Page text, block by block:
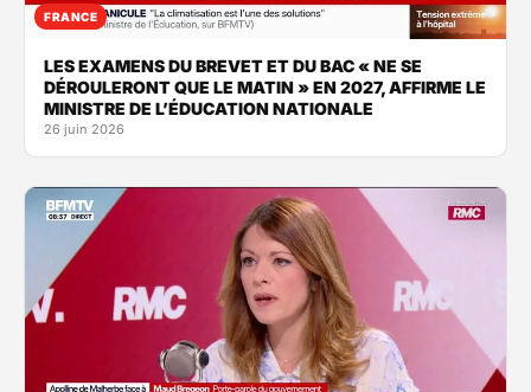
FRANCE
LES EXAMENS DU BREVET ET DU BAC « NE SE
DÉROULERONT QUE LE MATIN » EN 2027, AFFIRME LE
MINISTRE DE L’ÉDUCATION NATIONALE
26 juin 2026